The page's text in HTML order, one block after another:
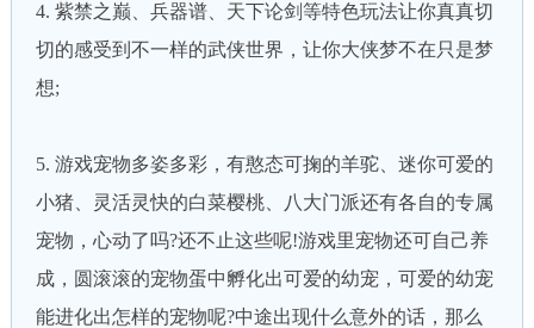
4. 紫禁之巅、兵器谱、天下论剑等特色玩法让你真真切
切的感受到不一样的武侠世界，让你大侠梦不在只是梦
想;
5. 游戏宠物多姿多彩，有憨态可掬的羊驼、迷你可爱的
小猪、灵活灵快的白菜樱桃、八大门派还有各自的专属
宠物，心动了吗?还不止这些呢!游戏里宠物还可自己养
成，圆滚滚的宠物蛋中孵化出可爱的幼宠，可爱的幼宠
能进化出怎样的宠物呢?中途出现什么意外的话，那么